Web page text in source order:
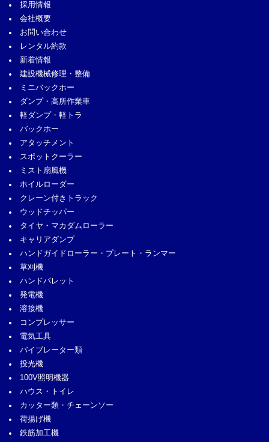
採用情報
会社概要
お問い合わせ
レンタル約款
新着情報
建設機械修理・整備
ミニバックホー
ダンプ・高所作業車
軽ダンプ・軽トラ
バックホー
アタッチメント
スポットクーラー
ミスト扇風機
ホイルローダー
クレーン付きトラック
ウッドチッパー
タイヤ・マカダムローラー
キャリアダンプ
ハンドガイドローラー・プレート・ランマー
草刈機
ハンドパレット
発電機
溶接機
コンプレッサー
電気工具
バイブレーター類
投光機
100V照明機器
ハウス・トイレ
カッター類・チェーンソー
荷揚げ機
鉄筋加工機